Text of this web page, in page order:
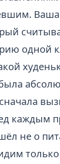
одной
каждым
не о
только